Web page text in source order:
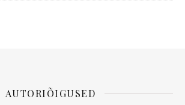
AUTORIÕIGUSED